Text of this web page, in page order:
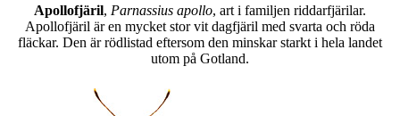
Apollofjäril, Parnassius apollo, art i familjen riddarfjärilar.
Apollofjäril är en mycket stor vit dagfjäril med svarta och röda
fläckar. Den är rödlistad eftersom den minskar starkt i hela landet
utom på Gotland.